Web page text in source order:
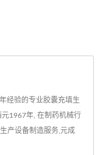
经验的专业胶囊充填生
1967年, 在制药机械行
产设备制造服务,元成